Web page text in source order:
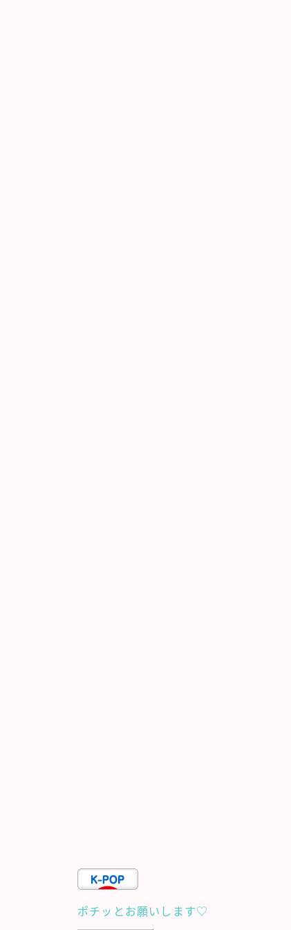
ポチッとお願いします♡